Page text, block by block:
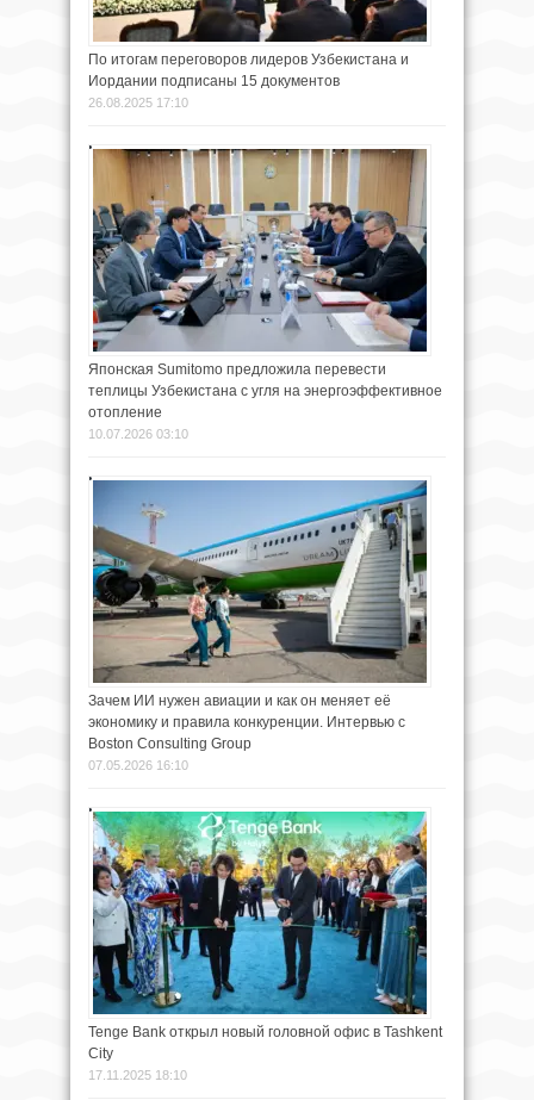
По итогам переговоров лидеров Узбекистана и
Иордании подписаны 15 документов
26.08.2025 17:10
Японская Sumitomo предложила перевести
теплицы Узбекистана с угля на энергоэффективное
отопление
10.07.2026 03:10
Зачем ИИ нужен авиации и как он меняет её
экономику и правила конкуренции. Интервью с
Boston Consulting Group
07.05.2026 16:10
Tenge Bank открыл новый головной офис в Tashkent
City
17.11.2025 18:10